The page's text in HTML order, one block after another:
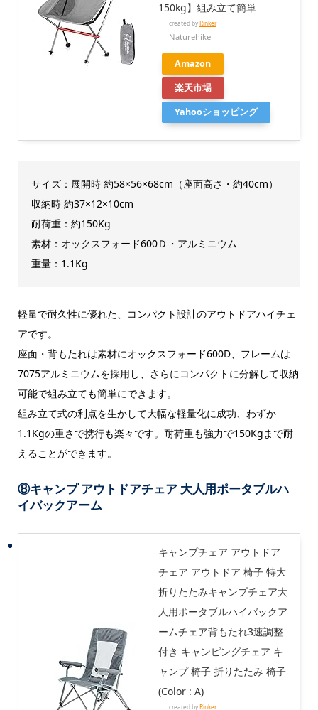
150kg】組み立て簡単
created byRinker
Naturehike
Amazon
楽天市場
Yahooショッピング
サイズ：展開時 約58×56×68cm（座面高さ・約40cm）
収納時 約37×12×10cm
耐荷重：約150Kg
素材：オックスフォード600Ｄ・アルミニウム
重量：1.1Kg
軽量で耐久性に優れた、コンパクト設計のアウトドアハイチェ
アです。
座面・背もたれは素材にオックスフォード600D、フレームは
7075アルミニウムを採用し、さらにコンパクトに分解して収納
可能で組み立ても簡単にできます。
組み立て式の利点を生かして大幅な軽量化に成功、わずか
1.1Kgの重さで携行も楽々です。耐荷重も強力で150Kgまで耐
えることができます。
⑧キャンプ アウトドアチェア 大人用ポータブルハ
イバックアーム
キャンプチェア アウトドア
チェア アウトドア 椅子 特大
折りたたみキャンプチェア大
人用ポータブルハイバックア
ームチェア背もたれ3速調整
付き キャンピングチェア キ
ャンプ 椅子 折りたたみ 椅子
(Color : A)
created byRinker